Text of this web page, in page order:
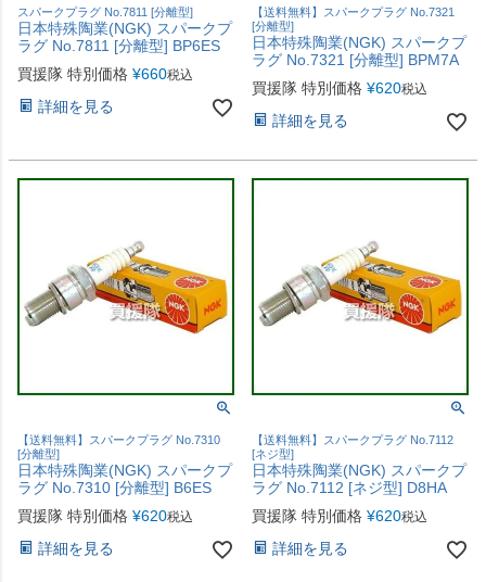
スパークプラグ No.7811 [分離型]
日本特殊陶業(NGK) スパークプ
ラグ No.7811 [分離型] BP6ES
買援隊 特別価格 ¥660税込
詳細を見る
【送料無料】スパークプラグ No.7321
[分離型]
日本特殊陶業(NGK) スパークプ
ラグ No.7321 [分離型] BPM7A
買援隊 特別価格 ¥620税込
詳細を見る
【送料無料】スパークプラグ No.7310
[分離型]
日本特殊陶業(NGK) スパークプ
ラグ No.7310 [分離型] B6ES
買援隊 特別価格 ¥620税込
詳細を見る
【送料無料】スパークプラグ No.7112
[ネジ型]
日本特殊陶業(NGK) スパークプ
ラグ No.7112 [ネジ型] D8HA
買援隊 特別価格 ¥620税込
詳細を見る